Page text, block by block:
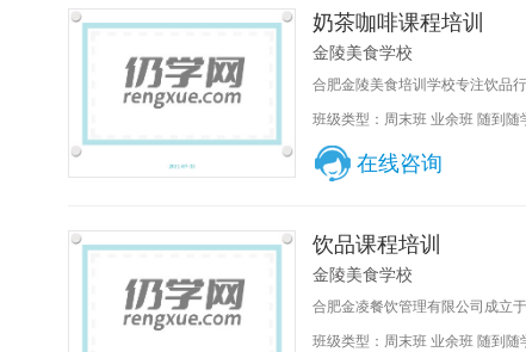
奶茶咖啡课程培训
金陵美食学校
合肥金陵美食培训学校专注饮品
班级类型：周末班 业余班 随到随
在线咨询
饮品课程培训
金陵美食学校
合肥金凌餐饮管理有限公司成立
班级类型：周末班 业余班 随到随